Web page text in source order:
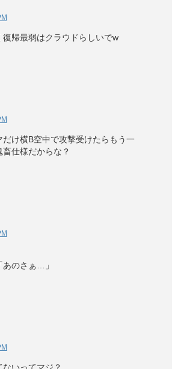
帰最弱はクラウドらしいでw
け横B空中で攻撃受けたらもう一
仕様だからな？
あのさぁ…」
ないってマジ？